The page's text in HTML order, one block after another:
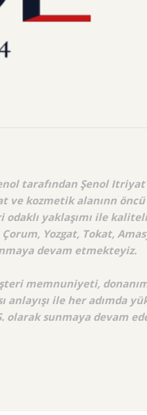
tarafından Şenol
ve kozmetik alanınn öncü
odaklı yaklaşımı ile
Yozgat, Tokat,
devam etmekteyiz.
memnuniyeti,
anlayışı ile her adımda
olarak sunmaya devam